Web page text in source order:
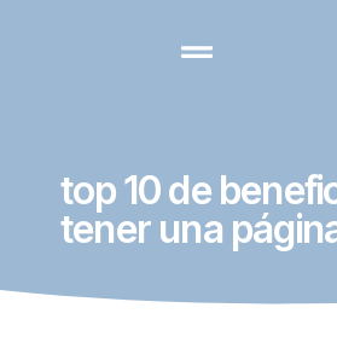
top 10 de
tener una